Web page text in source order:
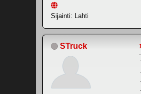
Sijainti: Lahti
STruck